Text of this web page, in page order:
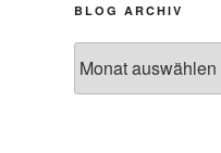
BLOG ARCHIV
Archiv